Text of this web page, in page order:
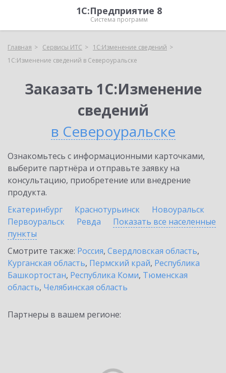
1С:Предприятие 8
Система программ
Главная Сервисы ИТС
1С:Изменение сведений
1С:Изменение сведений в Североуральске
Заказать 1С:Изменение
сведений
в Североуральске
Ознакомьтесь с информационными карточками,
выберите партнёра и отправьте заявку на
консультацию, приобретение или внедрение
продукта.
Екатеринбург
Краснотурьинск
Новоуральск
Первоуральск
Ревда
Показать все населенные
пункты
Смотрите также: Россия, Свердловская область,
Курганская область, Пермский край, Республика
Башкортостан, Республика Коми, Тюменская
область, Челябинская область
Партнеры в вашем регионе: